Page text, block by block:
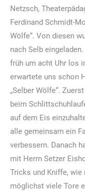
Netzsch,
Ferdinand Schmidt-
Wölfe“. Von diesen
nach Selb
früh um acht Uhr los
erwartete uns schon
„Selber Wölfe“.
beim
auf dem Eis
alle gemeinsam ein
verbessern. Danach
mit Herrn Setzer
Tricks und Kniffe, wie
möglichst viele Tore